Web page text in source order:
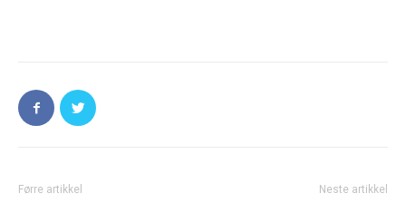
Førre artikkel Neste artikkel